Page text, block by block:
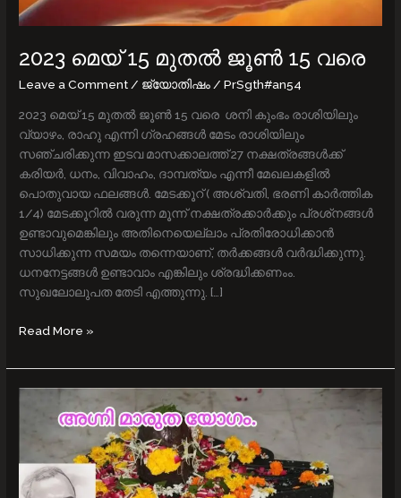
2023 മെയ് 15 മുതല്‍ ജൂണ്‍ 15 വരെ
Leave a Comment / ജ്യോതിഷം /PrSgth#an54
2023 മെയ് 15 മുതല്‍ ജൂണ്‍ 15 വരെ ശനി കുംഭം രാശിയിലും
വ്യാഴം, രാഹു എന്നി ഗ്രഹങ്ങള്‍ മേടം രാശിയിലും
സഞ്ചരിക്കുന്ന ഇടവ മാസക്കാലത്ത് 27 നക്ഷത്രങ്ങൾക്ക്
കരിയര്‍, ധനം, വിവാഹം, ദാമ്പത്യം എന്നീ മേഖലകളില്‍
പൊതുവായ ഫലങ്ങൾ. മേടക്കൂറ് ( അശ്വതി, ഭരണി കാർത്തിക
1/4) മേടക്കൂറില്‍ വരുന്ന മൂന്ന് നക്ഷത്രക്കാര്‍ക്കും പ്രശ്‌നങ്ങള്‍
ഉണ്ടാവുമെങ്കിലും അതിനെയെല്ലാം പ്രതിരോധിക്കാന്‍
സാധിക്കുന്ന സമയം തന്നെയാണ്, തര്‍ക്കങ്ങള്‍ വര്‍ദ്ധിക്കുന്നു.
ധനനേട്ടങ്ങള്‍ ഉണ്ടാവാം എങ്കിലും ശ്രദ്ധിക്കണംം.
സുഖലോലുപത തേടി എത്തുന്നു. […]
Read More »
മാരുത
ജൂലൈ
മുതൽ